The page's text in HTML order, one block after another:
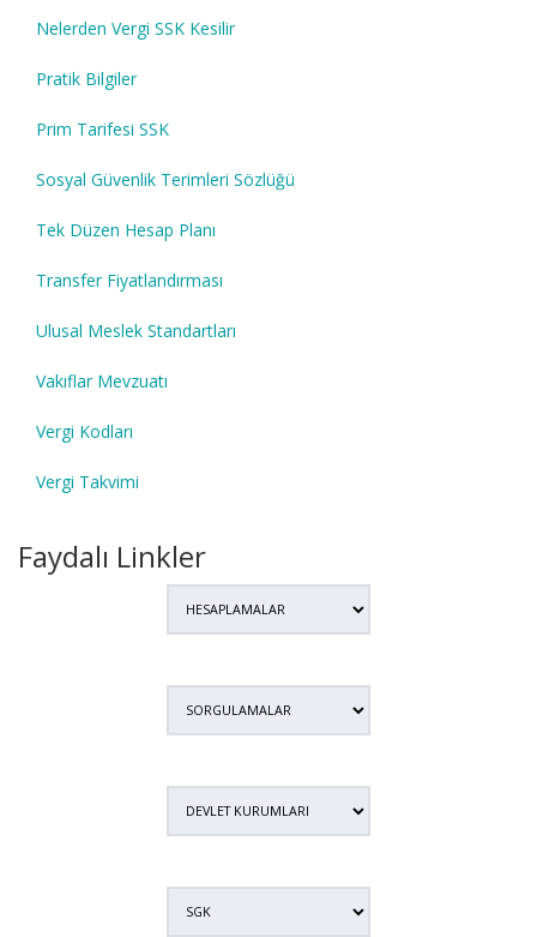
Nelerden Vergi SSK Kesilir
Pratik Bilgiler
Prim Tarifesi SSK
Sosyal Güvenlik Terimleri Sözlüğü
Tek Düzen Hesap Planı
Transfer Fiyatlandırması
Ulusal Meslek Standartları
Vakıflar Mevzuatı
Vergi Kodları
Vergi Takvimi
Faydalı Linkler